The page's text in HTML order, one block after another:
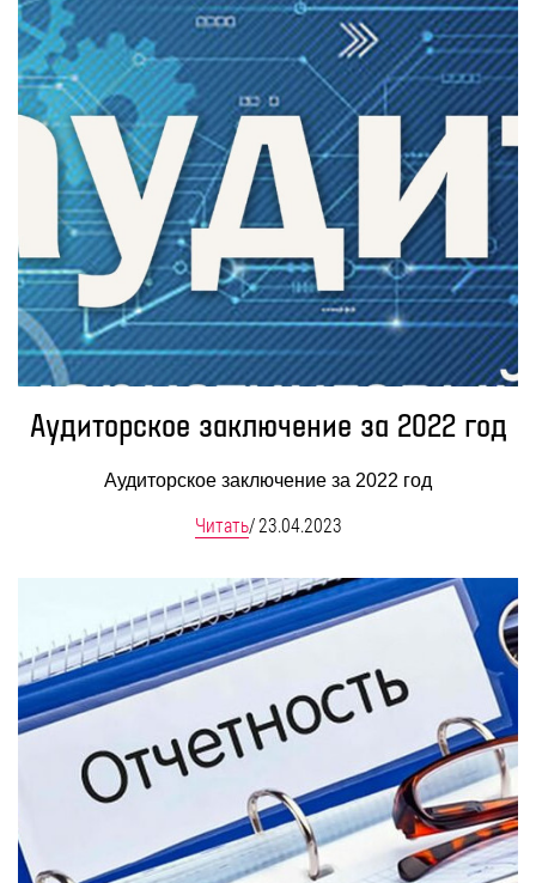
Аудиторское заключение за 2022 год
Аудиторское заключение за 2022 год
Читать/23.04.2023